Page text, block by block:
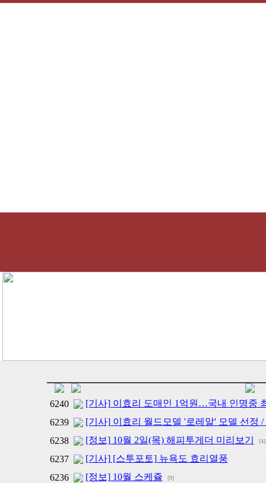
6240
[기사] 이효리 도매인 1억원…국내 인명중
6239
[기사] 이효리 월드모델 '로레알' 모델 선정
6238
[정보] 10월 2일(목) 해피투게더 미리보기 [4]
6237
[기사] [스투포토] 뉴욕도 효리열풍
6236
[정보] 10월 스케쥴 [9]